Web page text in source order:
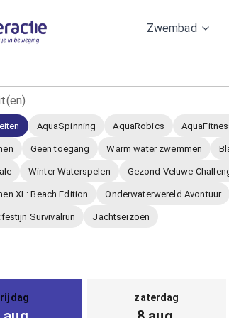
Zwembad
AquaSpinning AquaRobics
Geen toegang Warm water zwemmen
Winter Waterspelen Gezond Veluwe
XL: Beach Edition Onderwaterwereld Avontuur
Survivalrun Jachtseizoen
zaterdag